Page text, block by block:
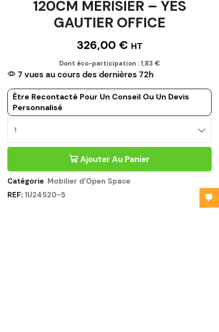
120CM MERISIER – YES
GAUTIER OFFICE
326,00 € HT
Dont éco-participation :1,83 €
7 vues au cours des dernières 72h
Être Recontacté Pour Un Conseil Ou Un Devis
Personnalisé
Ajouter Au Panier
Catégorie Mobilier d'Open Space
REF: 1U24520-5